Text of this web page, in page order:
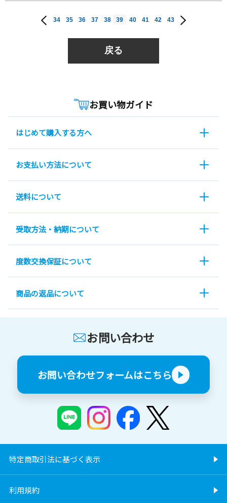
34 35 36 37 38 39 40 41 42 43
戻る
お買い物ガイド
はじめて購入する方へ
お支払い方法について
送料について
受取方法・納期について
度数交換保証について
商品の返品について
お問い合わせ
お問い合わせフォームはこちら
特定商取引法に基づく表示
利用規約